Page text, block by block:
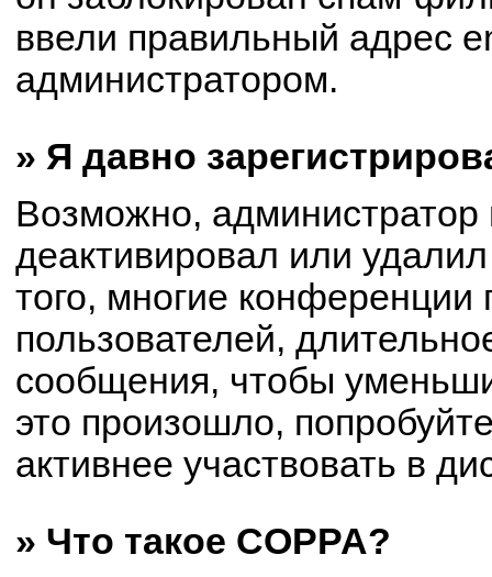
ввели правильный адрес
администратором.
» Я давно
Возможно, администратор
деактивировал или
того, многие конференции
пользователей,
сообщения, чтобы
это произошло,
активнее участвовать в
» Что такое COPPA?